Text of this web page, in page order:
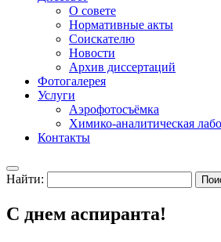
О совете
Нормативные акты
Соискателю
Новости
Архив диссертаций
Фотогалерея
Услуги
Аэрофотосъёмка
Химико-аналитическая
Контакты
Найти:
С днем аспиранта!